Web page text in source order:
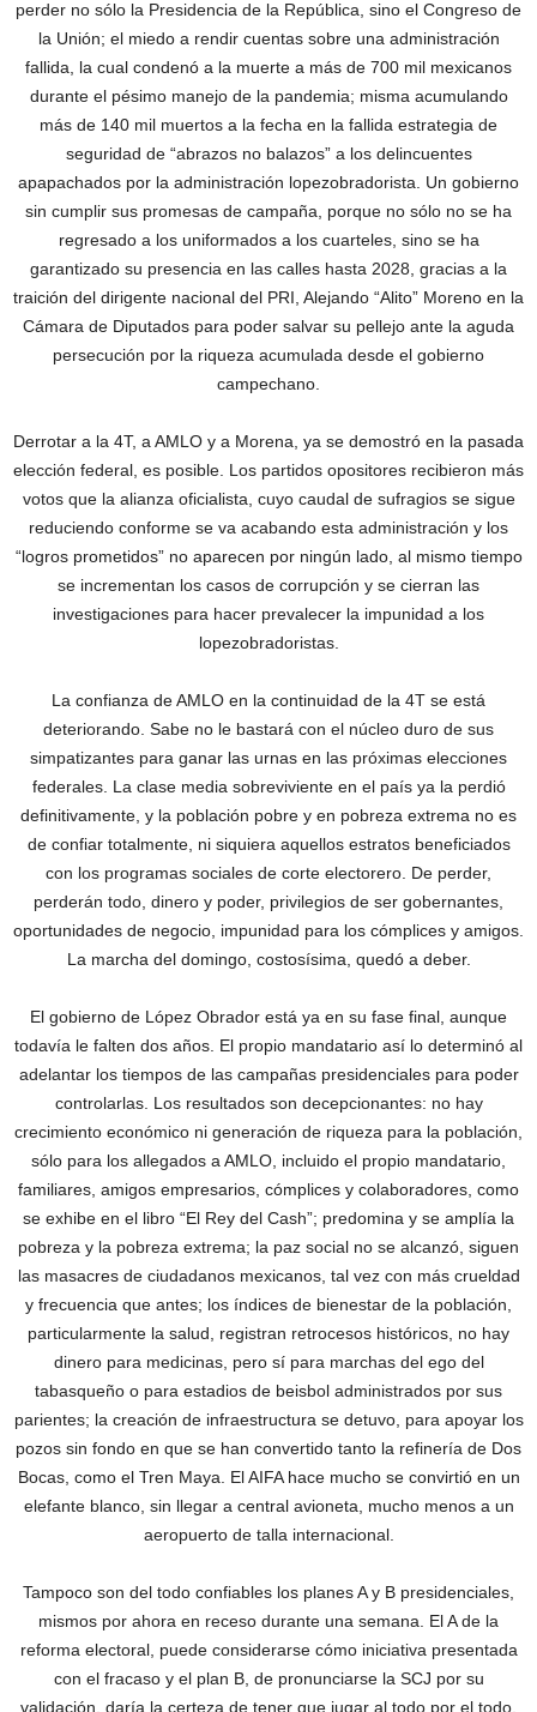
perder no sólo la Presidencia de la República, sino el Congreso de
la Unión; el miedo a rendir cuentas sobre una administración
fallida, la cual condenó a la muerte a más de 700 mil mexicanos
durante el pésimo manejo de la pandemia; misma acumulando
más de 140 mil muertos a la fecha en la fallida estrategia de
seguridad de “abrazos no balazos” a los delincuentes
apapachados por la administración lopezobradorista. Un gobierno
sin cumplir sus promesas de campaña, porque no sólo no se ha
regresado a los uniformados a los cuarteles, sino se ha
garantizado su presencia en las calles hasta 2028, gracias a la
traición del dirigente nacional del PRI, Alejando “Alito” Moreno en la
Cámara de Diputados para poder salvar su pellejo ante la aguda
persecución por la riqueza acumulada desde el gobierno
campechano.
Derrotar a la 4T, a AMLO y a Morena, ya se demostró en la pasada
elección federal, es posible. Los partidos opositores recibieron más
votos que la alianza oficialista, cuyo caudal de sufragios se sigue
reduciendo conforme se va acabando esta administración y los
“logros prometidos” no aparecen por ningún lado, al mismo tiempo
se incrementan los casos de corrupción y se cierran las
investigaciones para hacer prevalecer la impunidad a los
lopezobradoristas.
La confianza de AMLO en la continuidad de la 4T se está
deteriorando. Sabe no le bastará con el núcleo duro de sus
simpatizantes para ganar las urnas en las próximas elecciones
federales. La clase media sobreviviente en el país ya la perdió
definitivamente, y la población pobre y en pobreza extrema no es
de confiar totalmente, ni siquiera aquellos estratos beneficiados
con los programas sociales de corte electorero. De perder,
perderán todo, dinero y poder, privilegios de ser gobernantes,
oportunidades de negocio, impunidad para los cómplices y amigos.
La marcha del domingo, costosísima, quedó a deber.
El gobierno de López Obrador está ya en su fase final, aunque
todavía le falten dos años. El propio mandatario así lo determinó al
adelantar los tiempos de las campañas presidenciales para poder
controlarlas. Los resultados son decepcionantes: no hay
crecimiento económico ni generación de riqueza para la población,
sólo para los allegados a AMLO, incluido el propio mandatario,
familiares, amigos empresarios, cómplices y colaboradores, como
se exhibe en el libro “El Rey del Cash”; predomina y se amplía la
pobreza y la pobreza extrema; la paz social no se alcanzó, siguen
las masacres de ciudadanos mexicanos, tal vez con más crueldad
y frecuencia que antes; los índices de bienestar de la población,
particularmente la salud, registran retrocesos históricos, no hay
dinero para medicinas, pero sí para marchas del ego del
tabasqueño o para estadios de beisbol administrados por sus
parientes; la creación de infraestructura se detuvo, para apoyar los
pozos sin fondo en que se han convertido tanto la refinería de Dos
Bocas, como el Tren Maya. El AIFA hace mucho se convirtió en un
elefante blanco, sin llegar a central avioneta, mucho menos a un
aeropuerto de talla internacional.
Tampoco son del todo confiables los planes A y B presidenciales,
mismos por ahora en receso durante una semana. El A de la
reforma electoral, puede considerarse cómo iniciativa presentada
con el fracaso y el plan B, de pronunciarse la SCJ por su
validación, daría la certeza de tener que jugar al todo por el todo,